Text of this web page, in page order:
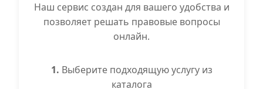
Наш сервис создан для вашего удобства и
позволяет решать правовые вопросы
онлайн.
1. Выберите подходящую услугу из
каталога